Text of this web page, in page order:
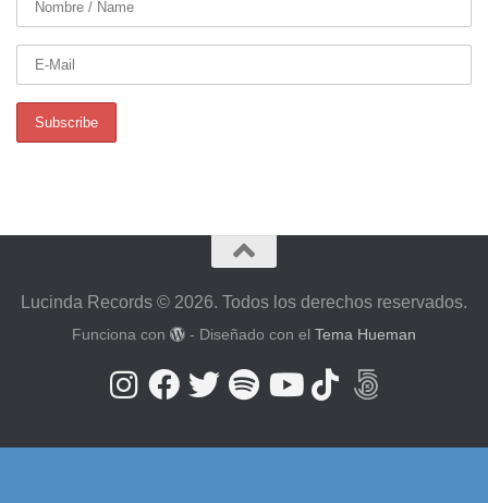
Lucinda Records © 2026. Todos los derechos reservados.
Funciona con - Diseñado con el Tema Hueman